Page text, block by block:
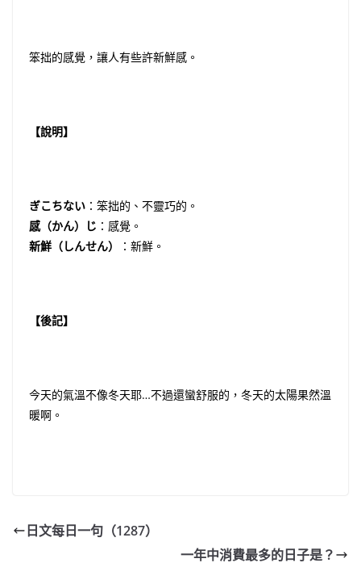
笨拙的感覺，讓人有些許新鮮感。
【說明】
ぎこちない ：笨拙的、不靈巧的。
感（かん）じ ：感覺。
新鮮（しんせん）
：新鮮。
【後記】
今天的氣溫不像冬天耶…不過還蠻舒服的，冬天的太陽果然溫
暖啊。
日文每日一句（1287）
一年中消費最多的日子是？